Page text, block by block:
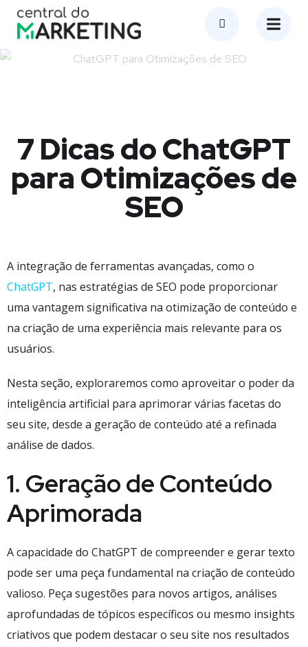
7 Dicas do ChatGPT
para Otimizações de
SEO
A integração de ferramentas avançadas, como o
ChatGPT, nas estratégias de SEO pode proporcionar
uma vantagem significativa na otimização de conteúdo e
na criação de uma experiência mais relevante para os
usuários.
Nesta seção, exploraremos como aproveitar o poder da
inteligência artificial para aprimorar várias facetas do
seu site, desde a geração de conteúdo até a refinada
análise de dados.
1. Geração de Conteúdo
Aprimorada
A capacidade do ChatGPT de compreender e gerar texto
pode ser uma peça fundamental na criação de conteúdo
valioso. Peça sugestões para novos artigos, análises
aprofundadas de tópicos específicos ou mesmo insights
criativos que podem destacar o seu site nos resultados